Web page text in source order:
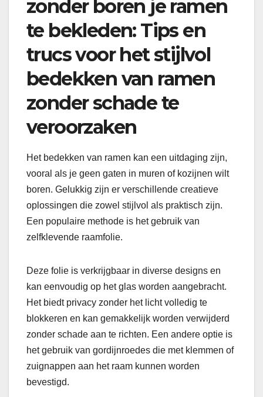
zonder boren je ramen
te bekleden: Tips en
trucs voor het stijlvol
bedekken van ramen
zonder schade te
veroorzaken
Het bedekken van ramen kan een uitdaging zijn,
vooral als je geen gaten in muren of kozijnen wilt
boren. Gelukkig zijn er verschillende creatieve
oplossingen die zowel stijlvol als praktisch zijn.
Een populaire methode is het gebruik van
zelfklevende raamfolie.
Deze folie is verkrijgbaar in diverse designs en
kan eenvoudig op het glas worden aangebracht.
Het biedt privacy zonder het licht volledig te
blokkeren en kan gemakkelijk worden verwijderd
zonder schade aan te richten. Een andere optie is
het gebruik van gordijnroedes die met klemmen of
zuignappen aan het raam kunnen worden
bevestigd.